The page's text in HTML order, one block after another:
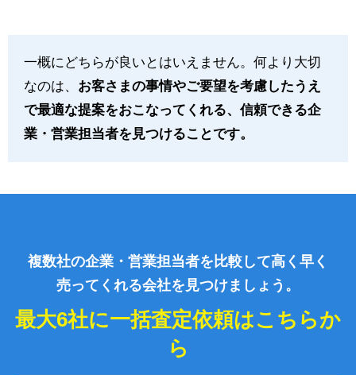
一概にどちらが良いとはいえません。何より大切
なのは、 お客さまの事情やご要望を考慮したうえ
で最適な提案をおこなってくれる、信頼できる企
業・営業担当者を見つけることです。
複数社の企業・営業担当者を比較して高く早く
売ってくれる会社を見つけましょう。
最大6社に一括査定依頼はこちらか
ら